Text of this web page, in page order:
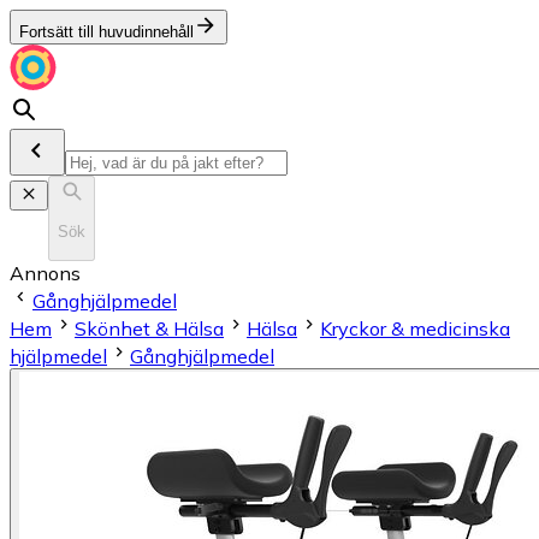
Fortsätt till huvudinnehåll
Sök
Annons
Gånghjälpmedel
Hem
Skönhet & Hälsa Hälsa
Kryckor & medicinska
hjälpmedel
Gånghjälpmedel